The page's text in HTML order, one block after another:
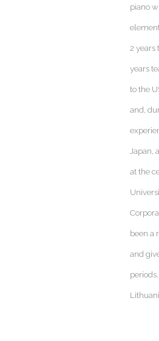
piano
2 years
years
to the
and,
Japan,
at the
been a
and